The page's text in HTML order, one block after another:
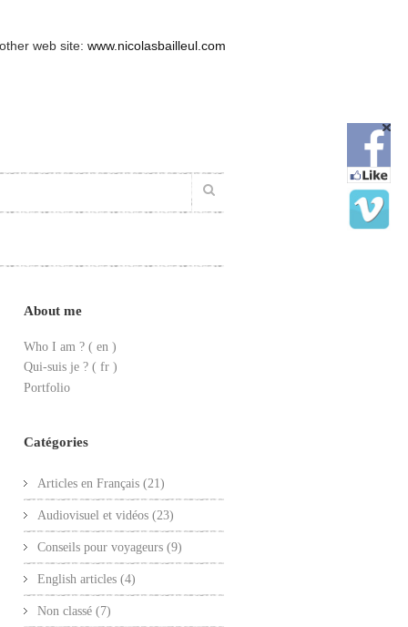
web site: www.nicolasbailleul.com
About me
Who I am ? ( en )
Qui-suis je ? ( fr )
Portfolio
Catégories
Articles en Français (21)
Audiovisuel et vidéos (23)
Conseils pour voyageurs (9)
English articles (4)
Non classé (7)